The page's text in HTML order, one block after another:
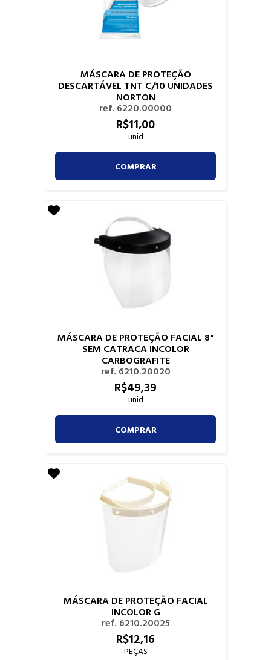
MÁSCARA DE PROTEÇÃO
DESCARTÁVEL TNT C/10 UNIDADES
NORTON
ref. 6220.00000
R$11,00
unid
COMPRAR
MÁSCARA DE PROTEÇÃO FACIAL 8"
SEM CATRACA INCOLOR
CARBOGRAFITE
ref. 6210.20020
R$49,39
unid
COMPRAR
MÁSCARA DE PROTEÇÃO FACIAL
INCOLOR G
ref. 6210.20025
R$12,16
PEÇAS